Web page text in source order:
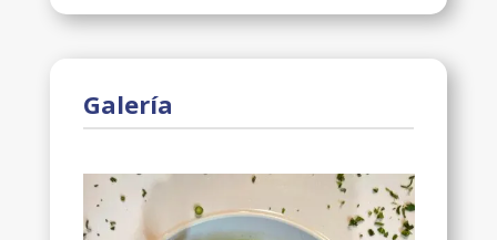
Galería